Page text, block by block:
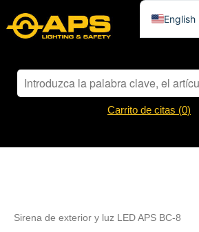
Carrito de citas (0)
Sirena de exterior y luz LED APS BC-8
English